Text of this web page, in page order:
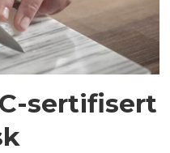
sertifisert